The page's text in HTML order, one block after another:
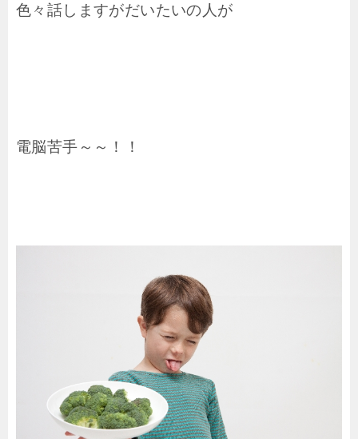
色々話しますがだいたいの人が
電脳苦手～～！！